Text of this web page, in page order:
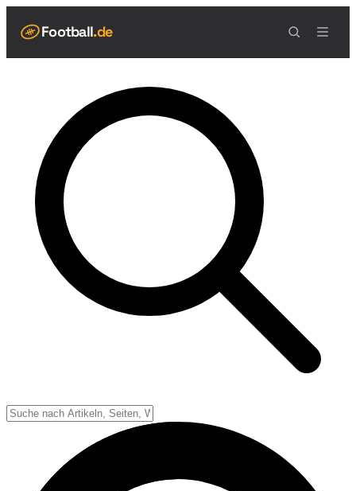
Football.de
Live Scores
Spielplan
Teams
Tabelle
Football Regeln
Punkte & Scoring
Strafen & Fouls